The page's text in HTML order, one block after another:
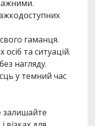
гаманця.
осіб та ситуацій.
нагляду.
у темний час
залишайте